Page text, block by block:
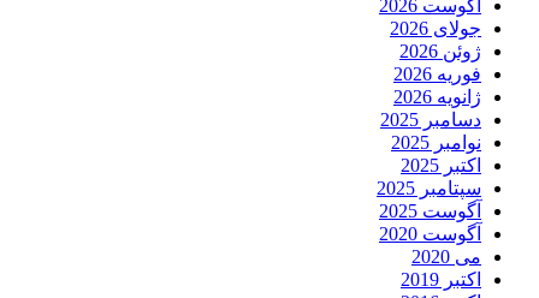
آگوست 2026
جولای 2026
ژوئن 2026
فوریه 2026
ژانویه 2026
دسامبر 2025
نوامبر 2025
اکتبر 2025
سپتامبر 2025
آگوست 2025
آگوست 2020
می 2020
اکتبر 2019